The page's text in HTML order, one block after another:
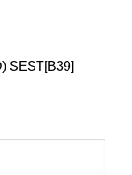
SEST[B39]